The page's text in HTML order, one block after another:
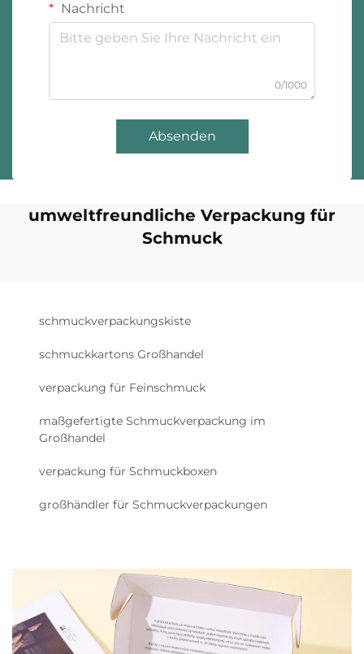
Nachricht
0/1000
Absenden
umweltfreundliche Verpackung für
Schmuck
schmuckverpackungskiste
schmuckkartons Großhandel
verpackung für Feinschmuck
maßgefertigte Schmuckverpackung im
Großhandel
verpackung für Schmuckboxen
großhändler für Schmuckverpackungen